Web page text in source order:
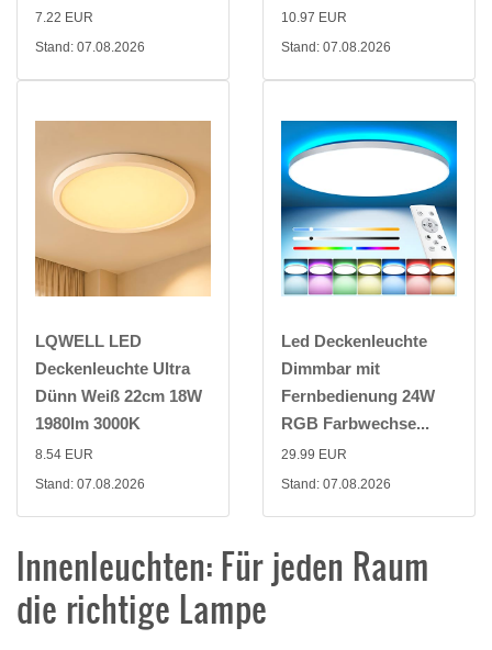
7.22 EUR
Stand: 07.08.2026
10.97 EUR
Stand: 07.08.2026
LQWELL LED
Deckenleuchte Ultra
Dünn Weiß 22cm 18W
1980lm 3000K
8.54 EUR
Stand: 07.08.2026
Led Deckenleuchte
Dimmbar mit
Fernbedienung 24W
RGB Farbwechse...
29.99 EUR
Stand: 07.08.2026
Innenleuchten: Für jeden Raum
die richtige Lampe